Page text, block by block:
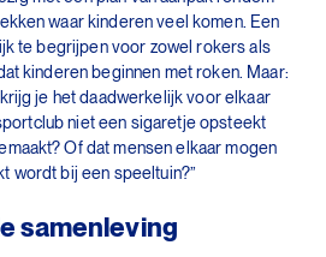
waar kinderen veel komen. Een
te begrijpen voor zowel rokers als
kinderen beginnen met roken. Maar:
je het daadwerkelijk voor elkaar
niet een sigaretje opsteekt
Of dat mensen elkaar mogen
wordt bij een speeltuin?”
samenleving